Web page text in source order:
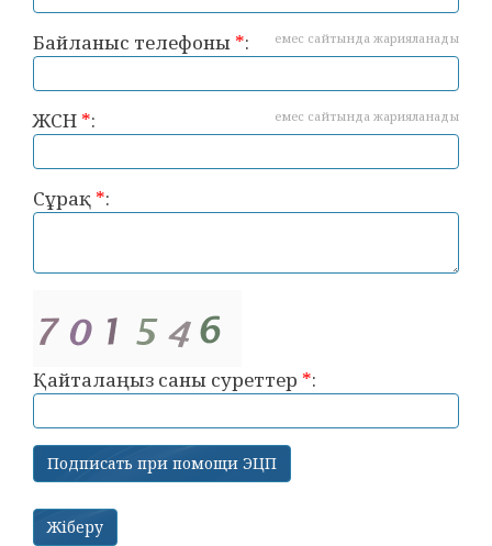
Байланыс телефоны *: емес сайтында жарияланады
ЖСН *: емес сайтында жарияланады
Сұрақ *:
Қайталаңыз саны суреттер *: